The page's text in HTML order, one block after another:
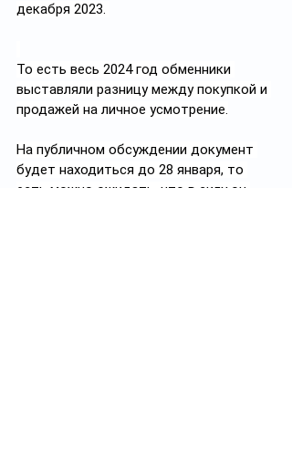
декабря 2023.
То есть весь 2024 год обменники
выставляли разницу между покупкой и
продажей на личное усмотрение.
На публичном обсуждении документ
будет находиться до 28 января, то
есть можно ожидать, что в силу он